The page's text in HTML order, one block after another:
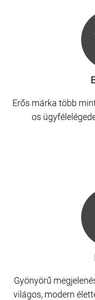
Erős márka több
os
Gyönyörű
világos, modern